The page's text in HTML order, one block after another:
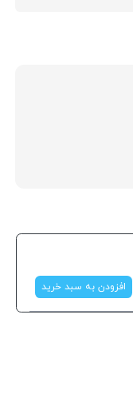
افزودن به سبد خرید